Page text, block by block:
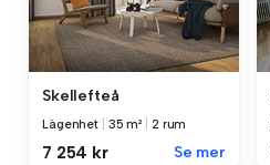
Skellefteå
Lägenhet 35 m² 2 rum
7 254 kr Se mer